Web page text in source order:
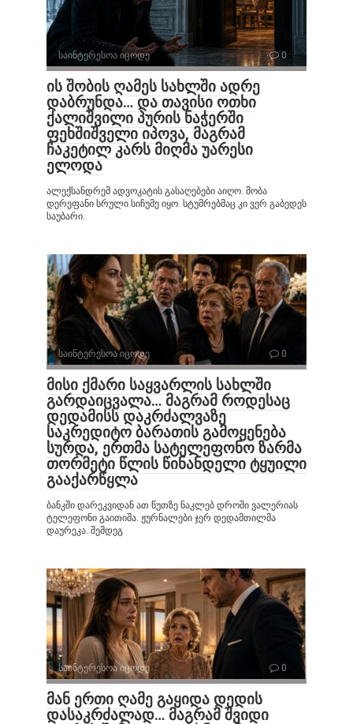
საინტერესოა იცოდე 0
ის შობის ღამეს სახლში ადრე
დაბრუნდა… და თავისი ოთხი
ქალიშვილი პურის ნაჭერში
ფეხშიშველი იპოვა, მაგრამ
ჩაკეტილ კარს მიღმა უარესი
ელოდა
ალექსანდრემ ადვოკატის გასაღებები აიღო. შობა
დერეფანი სრული სიჩუმე იყო. სტუმრებმაც კი ვერ გაბედეს
საუბარი.
საინტერესოა იცოდე 0
მისი ქმარი საყვარლის სახლში
გარდაიცვალა… მაგრამ როდესაც
დედამისს დაკრძალვაზე
საკრედიტო ბარათის გამოყენება
სურდა, ერთმა სატელეფონო ზარმა
თორმეტი წლის წინანდელი ტყუილი
გააქარწყლა
ბანკში დარეკვიდან ათ წუთზე ნაკლებ დროში ვალერიას
ტელეფონი გაითიშა. ჟურნალები ჯერ დედამთილმა
დაურეკა. შემდეგ
საინტერესოა იცოდე 0
მან ერთი ღამე გაყიდა დედის
დასაკრძალად… მაგრამ შვიდი